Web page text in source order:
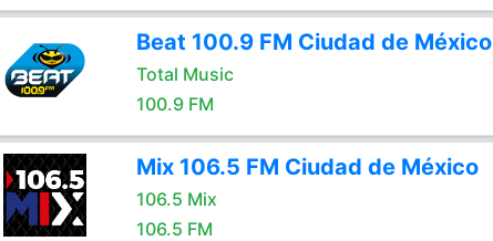
Beat 100.9 FM Ciudad de México
Total Music
100.9 FM
Mix 106.5 FM Ciudad de México
106.5 Mix
106.5 FM